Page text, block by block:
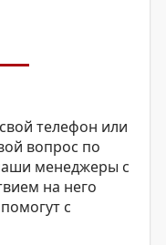
телефон или
вопрос по
менеджеры с
на него
с